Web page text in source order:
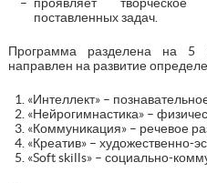
поставленных задач.
Программа разделена на 5
направлен на развитие
«Интеллект» –
«Нейрогимнастика» –
«Коммуникация» – речевое
«Креатив» – художественно-
«Soft skills» – социально-